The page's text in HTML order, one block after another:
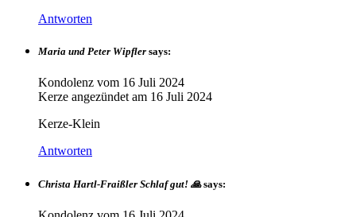
Antworten
Maria und Peter Wipfler says:
Kondolenz vom 16 Juli 2024
Kerze angezündet am 16 Juli 2024
Kerze-Klein
Antworten
Christa Hartl-Fraißler Schlaf gut! 🙏 says: